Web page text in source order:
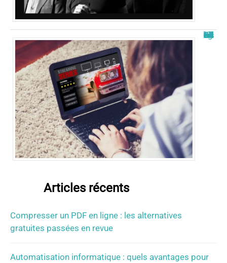
Free télécharger nouvelle adresse : les meilleurs sites en 2025
Articles récents
Compresser un PDF en ligne : les alternatives
gratuites passées en revue
Automatisation informatique : quels avantages pour